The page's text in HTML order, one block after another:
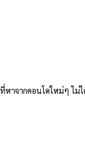
าจากคอนโดใหม่ๆ ไม่